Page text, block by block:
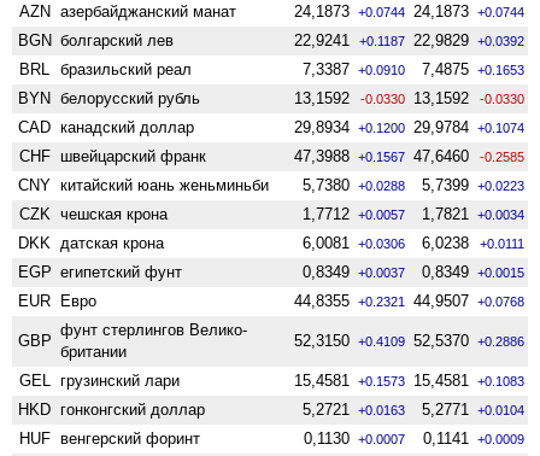
AZN азербайджанский манат 24,1873 +0.0744 24,1873 +0.0744
BGN болгарский лев 22,9241 +0.1187 22,9829 +0.0392
BRL бразильский реал 7,3387 +0.0910 7,4875 +0.1653
BYN белорусский рубль 13,1592 -0.0330 13,1592 -0.0330
CAD канадский доллар 29,8934 +0.1200 29,9784 +0.1074
CHF швейцарский франк 47,3988 +0.1567 47,6460 -0.2585
CNY китайский юань женьминьби 5,7380 +0.0288 5,7399 +0.0223
CZK чешская крона 1,7712 +0.0057 1,7821 +0.0034
DKK датская крона 6,0081 +0.0306 6,0238 +0.0111
EGP египетский фунт 0,8349 +0.0037 0,8349 +0.0015
EUR Евро 44,8355 +0.2321 44,9507 +0.0768
GBP
фунт стерлингов Велико­
британии
52,3150 +0.4109 52,5370 +0.2886
GEL грузинский лари 15,4581 +0.1573 15,4581 +0.1083
HKD гонконгский доллар 5,2721 +0.0163 5,2771 +0.0104
HUF венгерский форинт 0,1130 +0.0007 0,1141 +0.0009